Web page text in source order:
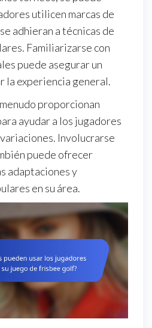
utilicen marcas de
adhieran a técnicas de
Familiarizarse con
puede asegurar un
la experiencia general.
proporcionan
ayudar a los jugadores
Involucrarse
puede ofrecer
adaptaciones y
en su área.